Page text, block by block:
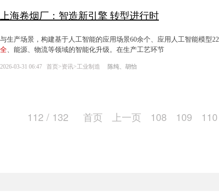
上海卷烟厂：智造新引擎 转型进行时
与生产场景，构建基于人工智能的应用场景60余个、应用人工智能模型
全、能源、物流等领域的智能化升级。在生产工艺环节
2026-03-31 06:47 首页>资讯>工业制造 陈纯、胡怡
112 / 132 首页 上一页 108 109 110